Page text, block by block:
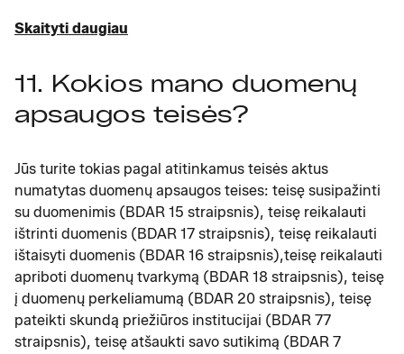
Skaityti daugiau
11. Kokios mano duomenų
apsaugos teisės?
Jūs turite tokias pagal atitinkamus teisės aktus
numatytas duomenų apsaugos teises: teisę susipažinti
su duomenimis (BDAR 15 straipsnis), teisę reikalauti
ištrinti duomenis (BDAR 17 straipsnis), teisę reikalauti
ištaisyti duomenis (BDAR 16 straipsnis),teisę reikalauti
apriboti duomenų tvarkymą (BDAR 18 straipsnis), teisę
į duomenų perkeliamumą (BDAR 20 straipsnis), teisę
pateikti skundą priežiūros institucijai (BDAR 77
straipsnis), teisę atšaukti savo sutikimą (BDAR 7